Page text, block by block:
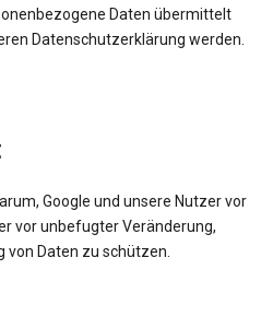
Daten übermittelt
Datenschutzerklärung werden.
Google und unsere Nutzer vor
vor unbefugter Veränderung,
von Daten zu schützen.